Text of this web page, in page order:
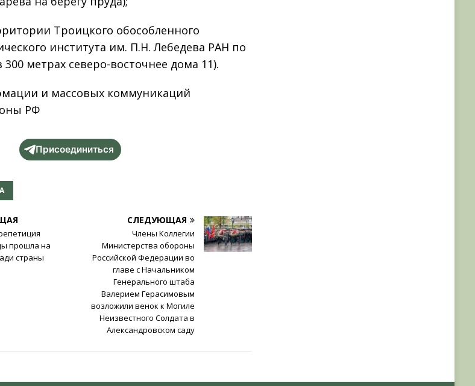
Троицкого обособленного
института им. П.Н. Лебедева РАН по
метрах северо-восточнее дома 11).
и массовых коммуникаций
РФ
Присоединиться
прошла на
страны
СЛЕДУЮЩАЯ
Члены Коллегии
Министерства обороны
Российской Федерации во
главе с Начальником
Генерального штаба
Валерием Герасимовым
возложили венок к Могиле
Неизвестного Солдата в
Александровском саду